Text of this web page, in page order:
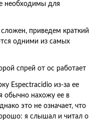
необходимы для
приведем краткий
одними из самых
Espectracidio из-за ее
обычно нахожу ее в
это не означает, что
я слышал и читал о